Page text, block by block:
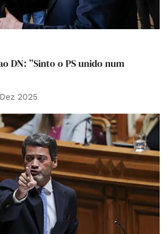
DN: ”Sinto o PS unido num
2025